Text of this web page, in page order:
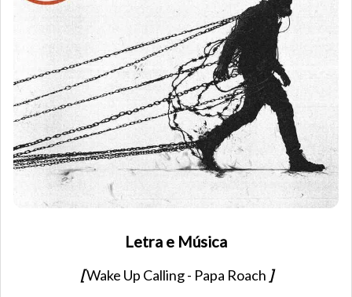
Letra e Música
[Wake Up Calling - Papa Roach ]